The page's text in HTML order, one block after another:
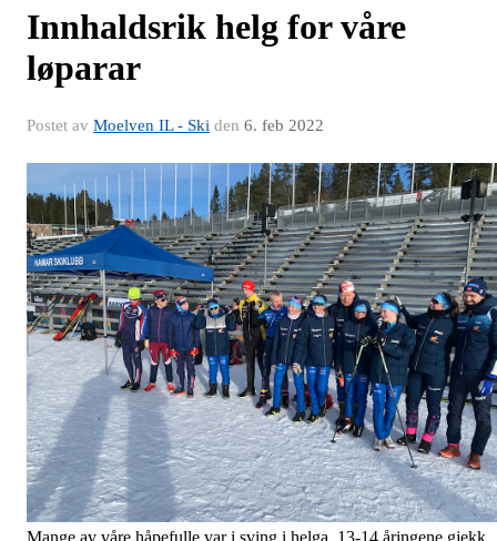
Innhaldsrik helg for våre
løparar
Postet av Moelven IL - Ski den 6. feb 2022
Mange av våre håpefulle var i sving i helga. 13-14 åringene gjekk